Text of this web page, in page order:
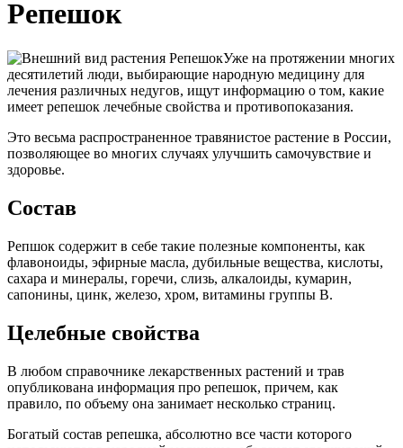
Репешок
Уже на протяжении многих
десятилетий люди, выбирающие народную медицину для
лечения различных недугов, ищут информацию о том, какие
имеет репешок лечебные свойства и противопоказания.
Это весьма распространенное травянистое растение в России,
позволяющее во многих случаях улучшить самочувствие и
здоровье.
Состав
Репшок содержит в себе такие полезные компоненты, как
флавоноиды, эфирные масла, дубильные вещества, кислоты,
сахара и минералы, горечи, слизь, алкалоиды, кумарин,
сапонины, цинк, железо, хром, витамины группы В.
Целебные свойства
В любом справочнике лекарственных растений и трав
опубликована информация про репешок, причем, как
правило, по объему она занимает несколько страниц.
Богатый состав репешка, абсолютно все части которого